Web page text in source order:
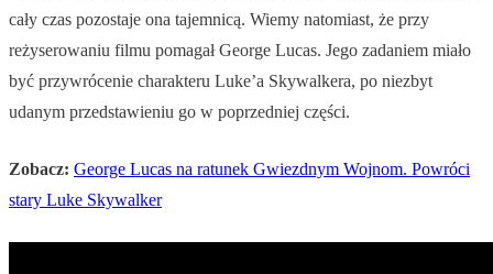
cały czas pozostaje ona tajemnicą. Wiemy natomiast, że przy
reżyserowaniu filmu pomagał George Lucas. Jego zadaniem miało
być przywrócenie charakteru Luke’a Skywalkera, po niezbyt
udanym przedstawieniu go w poprzedniej części.
Zobacz: George Lucas na ratunek Gwiezdnym Wojnom. Powróci
stary Luke Skywalker